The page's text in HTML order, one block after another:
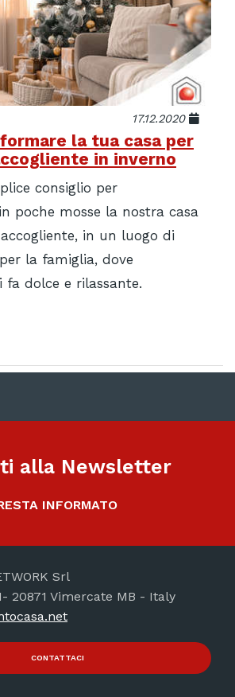
17.12.2020
la tua casa per
in inverno
consiglio per
poche mosse la nostra casa
in un luogo di
la famiglia, dove
fa dolce e rilassante.
alla Newsletter
INFORMATO
Srl
20871 Vimercate MB - Italy
CONTATTACI